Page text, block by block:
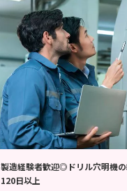
製造経験者歓迎◎ドリル穴明機
120日以上